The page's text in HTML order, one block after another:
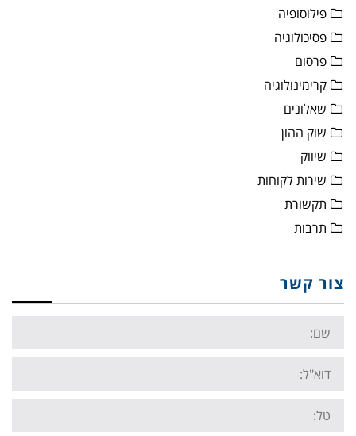
פילוסופיה
פסיכולוגיה
פרסום
קרימינולוגיה
שאלונים
שוק ההון
שיווק
שירות לקוחות
תקשורת
תרבות
צור קשר
Name:
Email:
Tel: